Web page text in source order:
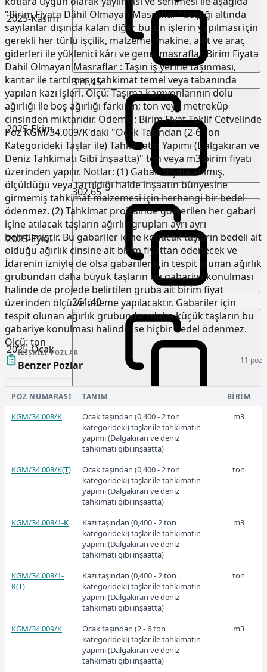
2025-Kasım
2025-Ekim
311,45
2025-Eylül
302,65
2025-Ocak
261,40
2024
201,66
2023-2
131,05
91,69
"Birim Fiyata Dâhil Olmayan Masraflar" başlığı altında
sayılanlar dışında kalan diğer bütün işlerin yapılması için
gerekli her türlü işçilik, malzeme, makine, alet ve araç
giderleri ile yüklenici kârı ve genel masraflar. Birim Fiyata
Dahil Olmayan Masraflar : Taşın iş yerine taşınması,
kantar ile tartılması, tahkimat temel veya tabanında
yapılan kazı işleri. Ölçü: Taşıma kamyonlarının dolu
ağırlığı ile boş ağırlığı farkının; ton veya metreküp
cinsinden miktarıdır. Ödeme : Birim Fiyat Teklif Cetvelinde
Poz KGM/34.009/K'daki "Ocak Taşından (2-6 Ton
Kategorideki Taşlar ile) Tahkimatın Yapımı (Dalgakıran ve
Deniz Tahkimatı Gibi İnşaatta)" ton veya m3 birim fiyatı
üzerinden yapılır. Notlar: (1) Gabari dışına atılmış,
ölçüldüğü veya tartıldığı halde inşaatın bünyesine
girmemiş tahkimat malzemesi için herhangi bir bedel
ödenmez. (2) Tahkimat projesinde gösterilen her gabari
içine atılacak taşların ağırlık grupları ayrı ayrı
belirtilmiştir. Bu gabariler içine konacak taşların bedeli ait
olduğu ağırlık cinsine ait birim fiyattan ödenecek ve
İdarenin izniyle de olsa gabariler için tespit olunan ağırlık
grubundan daha büyük taşların bu gabariye konulması
halinde de projede belirtilen gruba ait birim fiyat
üzerinden ölçü ve ödeme yapılacaktır. Gabariler için
tespit olunan ağırlık grubundan daha küçük taşların bu
gabariye konulması halinde ise hiçbir bedel ödenmez.
Ölçü: ton
İLIŞKILI POZLAR
Benzer Pozlar 11 poz
POZ NUMARASI TANIM BIRIM
KGM/34.008/K
Ocak taşından (0,400 - 2 ton
kategorideki) taşlar ile tahkimatın
yapımı (Dalgakıran ve deniz
tahkimatı gibi inşaatta)
m3
KGM/34.008/K(T)
Ocak taşından (0,400 - 2 ton
kategorideki) taşlar ile tahkimatın
yapımı (Dalgakıran ve deniz
tahkimatı gibi inşaatta)
ton
KGM/34.008/1-K
Kazı taşından (0,400 - 2 ton
kategorideki) taşlar ile tahkimatın
yapımı (Dalgakıran ve deniz
tahkimatı gibi inşaatta)
m3
KGM/34.008/1-
K(T)
Kazı taşından (0,400 - 2 ton
kategorideki) taşlar ile tahkimatın
yapımı (Dalgakıran ve deniz
tahkimatı gibi inşaatta)
ton
KGM/34.009/K
Ocak taşından (2 - 6 ton
kategorideki) taşlar ile tahkimatın
yapımı (Dalgakıran ve deniz
tahkimatı gibi inşaatta)
m3